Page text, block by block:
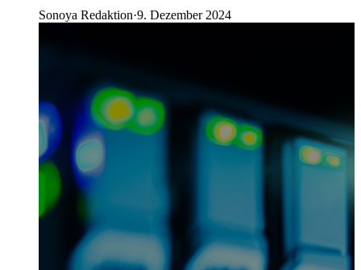
Sonoya Redaktion·9. Dezember 2024